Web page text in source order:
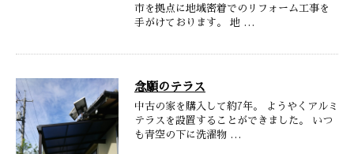
市を拠点に地域密着でのリフォーム工事を
手がけております。 地 …
念願のテラス
中古の家を購入して約7年。 ようやくアルミ
テラスを設置することができました。 いつ
も青空の下に洗濯物 …